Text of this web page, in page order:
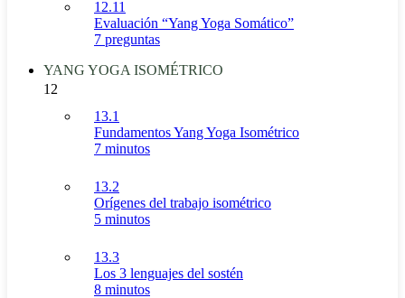
12.11
Evaluación “Yang Yoga Somático”
7 preguntas
YANG YOGA ISOMÉTRICO
12
13.1
Fundamentos Yang Yoga Isométrico
7 minutos
13.2
Orígenes del trabajo isométrico
5 minutos
13.3
Los 3 lenguajes del sostén
8 minutos